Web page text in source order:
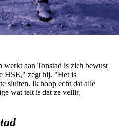
werkt aan Tonstad is zich bewust
HSE," zegt hij. "Het is
sluiten. Ik hoop echt dat alle
wat telt is dat ze veilig